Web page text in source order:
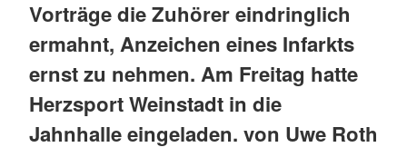
Vorträge die Zuhörer eindringlich
ermahnt, Anzeichen eines Infarkts
ernst zu nehmen. Am Freitag hatte
Herzsport Weinstadt in die
Jahnhalle eingeladen. von Uwe Roth